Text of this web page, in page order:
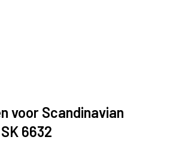
voor Scandinavian
6632